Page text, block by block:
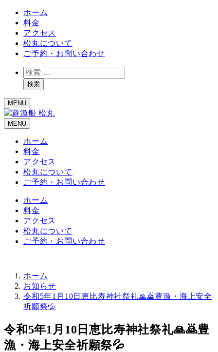
ホーム
料金
アクセス
松丸について
ご予約・お問い合わせ
検
索検索
MENU
MENU
ホーム
料金
アクセス
松丸について
ご予約・お問い合わせ
ホーム
料金
アクセス
松丸について
ご予約・お問い合わせ
ホーム
お知らせ
令和5年1月10日恵比寿神社祭礼🙏🙇豊漁・海上安全
祈願祭💦
令和5年1月10日恵比寿神社祭礼🙏🙇豊
漁・海上安全祈願祭💦